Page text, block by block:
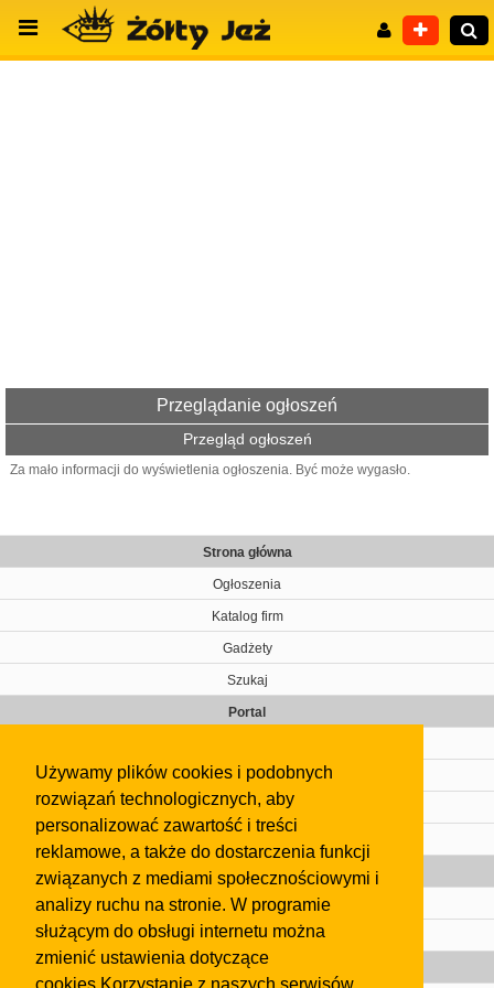
Używamy plików cookies i podobnych
rozwiązań technologicznych, aby
personalizować zawartość i treści
reklamowe, a także do dostarczenia funkcji
związanych z mediami społecznościowymi i
analizy ruchu na stronie. W programie
służącym do obsługi internetu można
zmienić ustawienia dotyczące
Przeglądanie ogłoszeń
Przegląd ogłoszeń
Za mało informacji do wyświetlenia ogłoszenia. Być może wygasło.
Strona główna
Ogłoszenia
Katalog firm
Gadżety
Szukaj
Portal
Kontakt
Regulamin
Gazeta
Olkusz
Kontakt
Strefa dla biznesu